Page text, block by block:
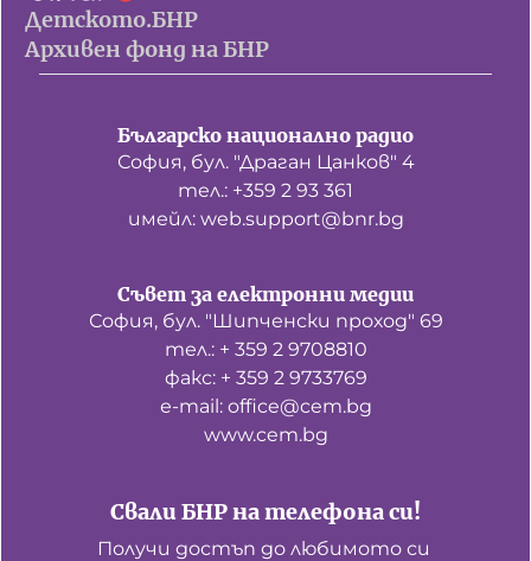
Детското.БНР
Архивен фонд на БНР
Българско национално радио
София, бул. "Драган Цанков" 4
тел.: +359 2 93 361
имейл: web.support@bnr.bg
Свали БНР на телефона си!
Получи достъп до любимото си
Съвет за електронни медии
София, бул. "Шипченски проход" 69
тел.: + 359 2 9708810
факс: + 359 2 9733769
е-mail: office@cem.bg
www.cem.bg